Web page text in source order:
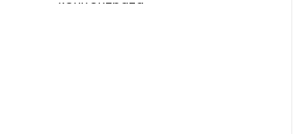
концентрата